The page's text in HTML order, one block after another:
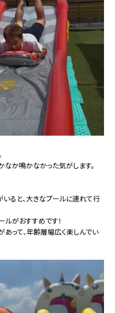
なか鳴かなかった気がします。
ると、大きなプールに連れて行
ルがおすすめです！
って、年齢層幅広く楽しんでい